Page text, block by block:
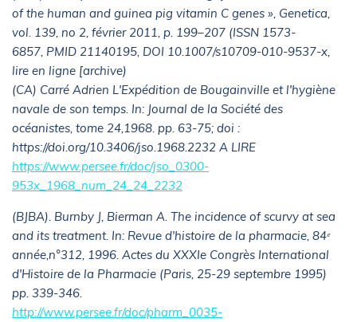
of the human and guinea pig vitamin C genes », Genetica,
vol. 139, no 2, février 2011, p. 199–207 (ISSN 1573-
6857, PMID 21140195, DOI 10.1007/s10709-010-9537-x,
lire en ligne [archive)
(CA) Carré Adrien L'Expédition de Bougainville et l'hygiène
navale de son temps. In: Journal de la Société des
océanistes, tome 24,1968. pp. 63-75; doi :
https://doi.org/10.3406/jso.1968.2232 A LIRE
https://www.persee.fr/doc/jso_0300-
953x_1968_num_24_24_2232
(BJBA). Burnby J, Bierman A. The incidence of scurvy at sea
and its treatment. In: Revue d'histoire de la pharmacie, 84ᵉ
année,n°312, 1996. Actes du XXXIe Congrès International
d'Histoire de la Pharmacie (Paris, 25-29 septembre 1995)
pp. 339-346.
http://www.persee.fr/doc/pharm_0035-